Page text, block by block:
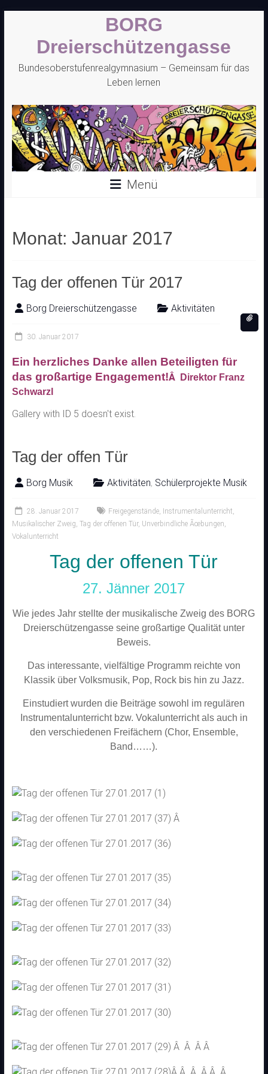
springen
BORG
Dreierschützengasse
Bundesoberstufenrealgymnasium – Gemeinsam für das
Leben lernen
Menü
Monat: Januar 2017
Tag der offenen Tür 2017
Borg Dreierschützengasse Aktivitäten
30. Januar 2017
Ein herzliches Danke allen Beteiligten für
das großartige Engagement!Â
Direktor Franz
Schwarzl
Gallery with ID 5 doesn't exist.
Tag der offen Tür
Borg Musik Aktivitäten, Schülerprojekte Musik
28. Januar 2017 Freigegenstände, Instrumentalunterricht,
Musikalischer Zweig, Tag der offenen Tür, Unverbindliche Ãœbungen,
Vokalunterricht
Tag der offenen Tür
27. Jänner 2017
Wie jedes Jahr stellte der musikalische Zweig des BORG
Dreierschützengasse seine großartige Qualität unter
Beweis.
Das interessante, vielfältige Programm reichte von
Klassik über Volksmusik, Pop, Rock bis hin zu Jazz.
Einstudiert wurden die Beiträge sowohl im regulären
Instrumentalunterricht bzw. Vokalunterricht als auch in
den verschiedenen Freifächern (Chor, Ensemble,
Band……).
Â
Â Â Â Â